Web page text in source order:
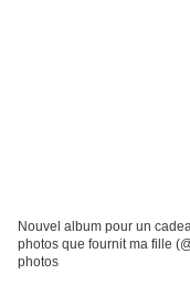
Nouvel album pour un
photos que fournit ma fille
photos